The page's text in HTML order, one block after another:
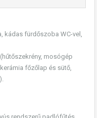
kádas fürdőszoba WC-vel,
mosógép
főzőlap és sütő,